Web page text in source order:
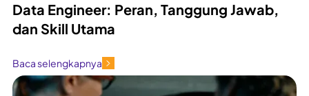
Data Engineer: Peran, Tanggung Jawab,
dan Skill Utama
Baca selengkapnya